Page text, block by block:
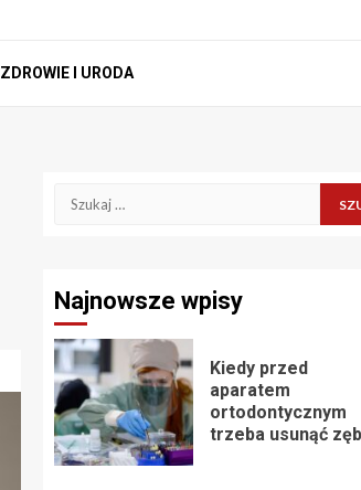
ZDROWIE I URODA
Szukaj:
Najnowsze wpisy
Kiedy przed
aparatem
ortodontycznym
trzeba usunąć